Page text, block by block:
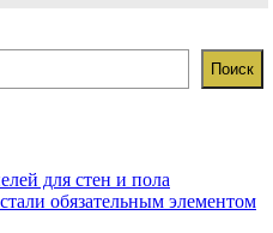
Поиск
для стен и пола
обязательным элементом